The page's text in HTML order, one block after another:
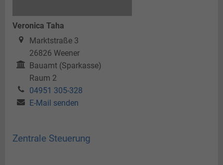
Veronica Taha
Marktstraße 3
26826 Weener
Bauamt (Sparkasse)
Raum 2
04951 305-328
E-Mail senden
Zentrale Steuerung